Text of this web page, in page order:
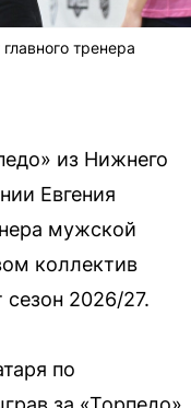
тренера
из Нижнего
Евгения
мужской
коллектив
сезон 2026/27.
по